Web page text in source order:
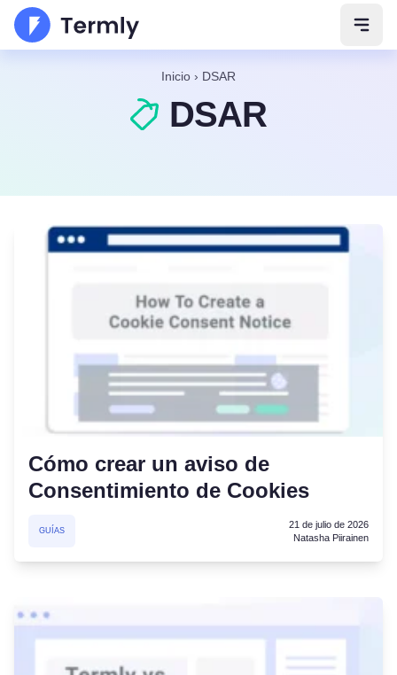
Abrir
Inicio › DSAR
DSAR
Cómo crear un aviso de
Consentimiento de Cookies
GUÍAS
21 de julio de 2026
Natasha Piirainen